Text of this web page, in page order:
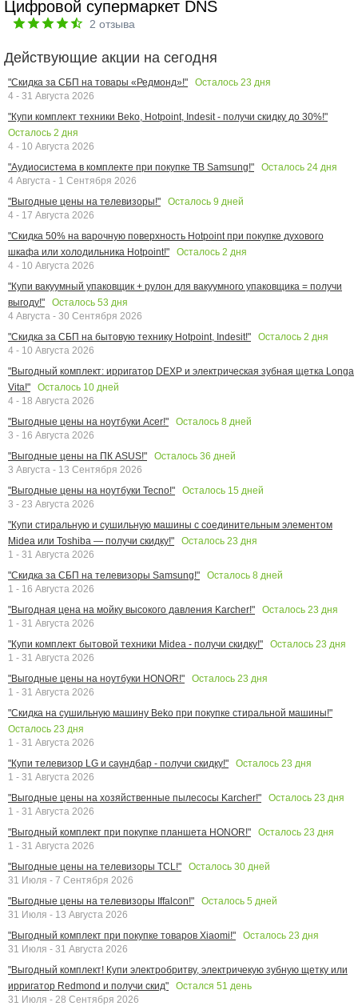
Цифровой супермаркет DNS
2 отзыва
Действующие акции на сегодня
"Скидка за СБП на товары «Редмонд»!" Осталось 23 дня
4 - 31 Августа 2026
"Купи комплект техники Beko, Hotpoint, Indesit - получи скидку до 30%!"
Осталось 2 дня
4 - 10 Августа 2026
"Аудиосистема в комплекте при покупке ТВ Samsung!"
Осталось 24 дня
4 Августа - 1 Сентября 2026
"Выгодные цены на телевизоры!"
Осталось 9 дней
4 - 17 Августа 2026
"Скидка 50% на варочную поверхность Hotpoint при покупке духового
шкафа или холодильника Hotpoint!"
Осталось 2 дня
4 - 10 Августа 2026
"Купи вакуумный упаковщик + рулон для вакуумного упаковщика = получи
выгоду!"
Осталось 53 дня
4 Августа - 30 Сентября 2026
"Скидка за СБП на бытовую технику Hotpoint, Indesit!"
Осталось 2 дня
4 - 10 Августа 2026
"Выгодный комплект: ирригатор DEXP и электрическая зубная щетка Longa
Vita!"
Осталось 10 дней
4 - 18 Августа 2026
"Выгодные цены на ноутбуки Acer!"
Осталось 8 дней
3 - 16 Августа 2026
"Выгодные цены на ПК ASUS!"
Осталось 36 дней
3 Августа - 13 Сентября 2026
"Выгодные цены на ноутбуки Tecno!"
Осталось 15 дней
3 - 23 Августа 2026
"Купи стиральную и сушильную машины с соединительным элементом
Midea или Toshiba — получи скидку!"
Осталось 23 дня
1 - 31 Августа 2026
"Скидка за СБП на телевизоры Samsung!"
Осталось 8 дней
1 - 16 Августа 2026
"Выгодная цена на мойку высокого давления Karcher!"
Осталось 23 дня
1 - 31 Августа 2026
"Купи комплект бытовой техники Midea - получи скидку!"
Осталось 23 дня
1 - 31 Августа 2026
"Выгодные цены на ноутбуки HONOR!"
Осталось 23 дня
1 - 31 Августа 2026
"Скидка на сушильную машину Beko при покупке стиральной машины!"
Осталось 23 дня
1 - 31 Августа 2026
"Купи телевизор LG и саундбар - получи скидку!"
Осталось 23 дня
1 - 31 Августа 2026
"Выгодные цены на хозяйственные пылесосы Karcher!"
Осталось 23 дня
1 - 31 Августа 2026
"Выгодный комплект при покупке планшета HONOR!"
Осталось 23 дня
1 - 31 Августа 2026
"Выгодные цены на телевизоры TCL!"
Осталось 30 дней
31 Июля - 7 Сентября 2026
"Выгодные цены на телевизоры Iffalcon!"
Осталось 5 дней
31 Июля - 13 Августа 2026
"Выгодный комплект при покупке товаров Xiaomi!"
Осталось 23 дня
31 Июля - 31 Августа 2026
"Выгодный комплект! Купи электробритву, электричекую зубную щетку или
ирригатор Redmond и получи скид"
Остался 51 день
31 Июля - 28 Сентября 2026